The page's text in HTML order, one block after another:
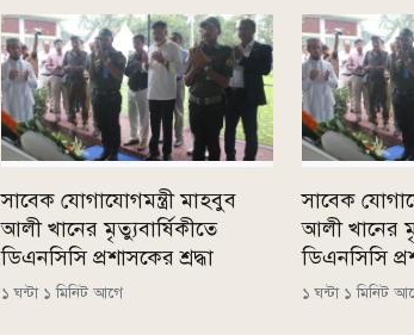
সাবেক যোগাযোগমন্ত্রী মাহবুব
আলী খানের মৃত্যুবার্ষিকীতে
ডিএনসিসি প্রশাসকের শ্রদ্ধা
১ ঘন্টা ১ মিনিট আগে
সাবেক
আলী খানের
ডিএনসিসি
১ ঘন্টা ১ মিনিট